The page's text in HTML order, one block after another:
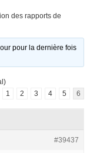
des rapports de
pour la dernière fois
1 2 3 4 5 6
#39437